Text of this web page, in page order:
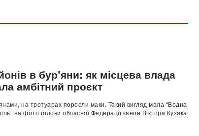
в бурʼяни: як місцева влада
амбітний проєкт
на тротуарах поросли маки. Такий вигляд мала “Водна
на фото голови обласної Федерації каное Віктора Кузяка.